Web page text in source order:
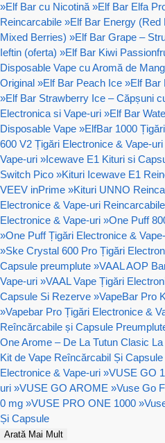
»Elf Bar cu Nicotină »Elf Bar Elfa
Reincarcabile »Elf Bar Energy (Red
Mixed Berries) »Elf Bar Grape –
Ieftin (oferta) »Elf Bar Kiwi
Disposable Vape cu Aromă de
Original »Elf Bar Peach Ice »Elf Bar
»Elf Bar Strawberry Ice – Căpșuni
Electronica si Vape-uri »Elf Bar
Disposable Vape »ElfBar 1000
600 V2 Țigări Electronice & Vape-uri
Vape-uri »Icewave E1 Kituri si
Switch Pico »Kituri Icewave E1
VEEV inPrime »Kituri UNNO
Electronice & Vape-uri Reincarcabile
Electronice & Vape-uri »One Puff
»One Puff Țigări Electronice &
»Ske Crystal 600 Pro Țigări
Capsule preumplute »VAAL AOP
Vape-uri »VAAL Vape Țigări
Capsule Si Rezerve »VapeBar Pro
»Vapebar Pro Țigări Electronice &
Reîncărcabile și Capsule
One Arome – De La Tutun Clasic
Kit de Vape Reîncărcabil Și Capsule
Electronice & Vape-uri »VUSE GO
uri »VUSE GO AROME »Vuse Go
0 mg »VUSE PRO ONE 1000 »
Și Capsule
Arată Mai Mult